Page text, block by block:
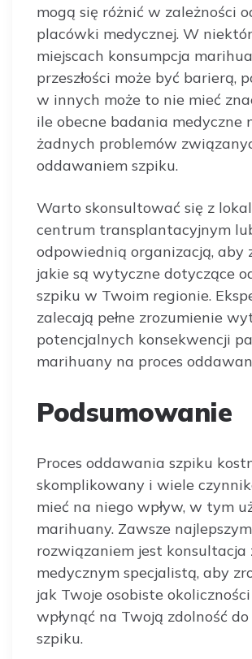
mogą się różnić w zależności
placówki medycznej. W
miejscach konsumpcja
przeszłości może być barierą,
w innych może to nie mieć
ile obecne badania medyczne
żadnych problemów
oddawaniem szpiku.
Warto skonsultować się z
centrum transplantacyjnym
odpowiednią organizacją, aby
jakie są wytyczne dotyczące
szpiku w Twoim regionie.
zalecają pełne zrozumienie
potencjalnych konsekwencji
marihuany na proces
Podsumowanie
Proces oddawania szpiku
skomplikowany i wiele
mieć na niego wpływ, w tym
marihuany. Zawsze najlepszym
rozwiązaniem jest konsultacja
medycznym specjalistą, aby
jak Twoje osobiste
wpłynąć na Twoją zdolność
szpiku.